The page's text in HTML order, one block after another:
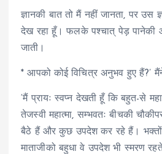
ज्ञानकी बात तो मैं नहीं जानता, पर उस
देख रहा हूँ। फलके पश्चात् पेड़ पानेकी
जाती।
* आपको कोई विचित्र अनुभव हुए हैं?’
‘मैं प्रायः स्वप्न देखती हूँ कि बहुत-से
तेजस्वी महात्मा, सम्भवतः बीचकी
बैठे हैं और कुछ उपदेश कर रहे हैं।
माताजीको बहुधा वे उपदेश भी स्मरण